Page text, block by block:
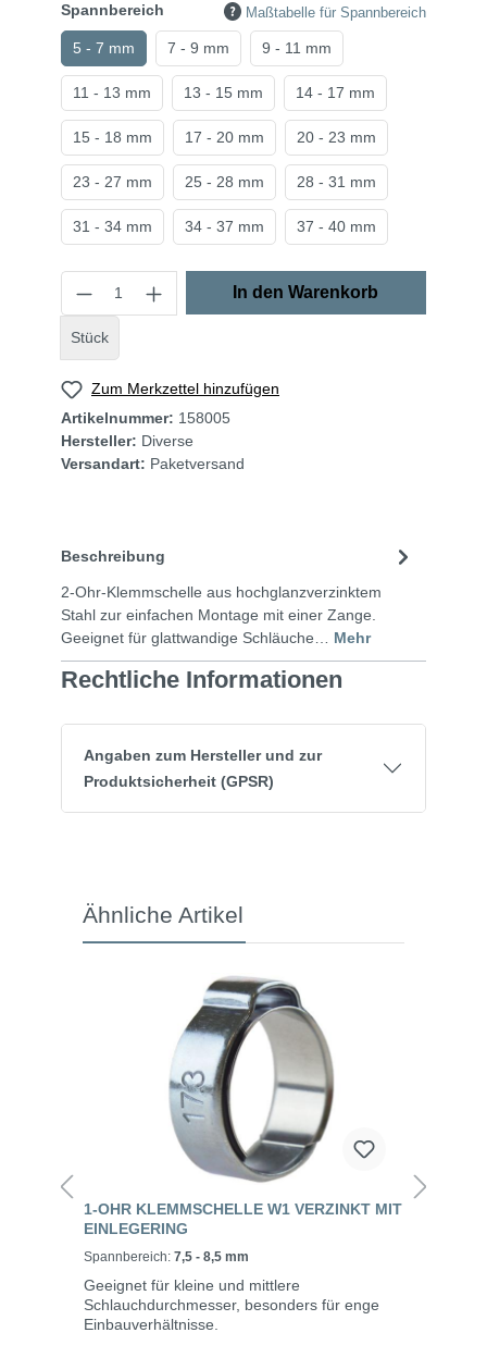
Spannbereich Maßtabelle für Spannbereich
5 - 7 mm 7 - 9 mm 9 - 11 mm
11 - 13 mm 13 - 15 mm 14 - 17 mm
15 - 18 mm 17 - 20 mm 20 - 23 mm
23 - 27 mm 25 - 28 mm 28 - 31 mm
31 - 34 mm 34 - 37 mm 37 - 40 mm
Stück
In den Warenkorb
Zum Merkzettel hinzufügen
Artikelnummer: 158005
Hersteller: Diverse
Versandart: Paketversand
Beschreibung
2-Ohr-Klemmschelle aus hochglanzverzinktem
Stahl zur einfachen Montage mit einer Zange.
Geeignet für glattwandige Schläuche… Mehr
Rechtliche Informationen
Angaben zum Hersteller und zur
Produktsicherheit (GPSR)
Ähnliche Artikel
1-OHR KLEMMSCHELLE W1 VERZINKT MIT
EINLEGERING
Spannbereich: 7,5 - 8,5 mm
Geeignet für kleine und mittlere
Schlauchdurchmesser, besonders für enge
Einbauverhältnisse.